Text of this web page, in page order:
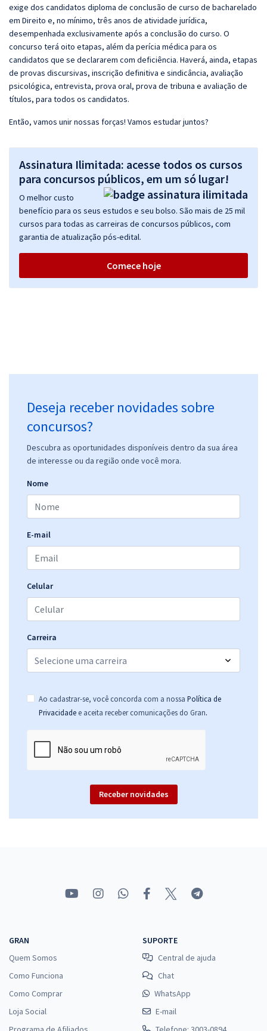
exige dos candidatos diploma de conclusão de curso de bacharelado
em Direito e, no mínimo, três anos de atividade jurídica,
desempenhada exclusivamente após a conclusão do curso. O
concurso terá oito etapas, além da perícia médica para os
candidatos que se declararem com deficiência. Haverá, ainda, etapas
de provas discursivas, inscrição definitiva e sindicância, avaliação
psicológica, entrevista, prova oral, prova de tribuna e avaliação de
títulos, para todos os candidatos.
Então, vamos unir nossas forças! Vamos estudar juntos?
Assinatura Ilimitada: acesse todos os cursos
para concursos públicos, em um só lugar!
O melhor custo
benefício para os seus estudos e seu bolso. São mais de 25 mil
cursos para todas as carreiras de concursos públicos, com
garantia de atualização pós-edital.
Comece hoje
Deseja receber novidades sobre
concursos?
Descubra as oportunidades disponíveis dentro da sua área
de interesse ou da região onde você mora.
Nome
E-mail
Celular
Carreira
Ao cadastrar-se, você concorda com a nossa Política de
Privacidade e aceita receber comunicações do Gran.
Receber novidades
GRAN
Quem Somos
Como Funciona
Como Comprar
Loja Social
SUPORTE
Central de ajuda
Chat
WhatsApp
E-mail